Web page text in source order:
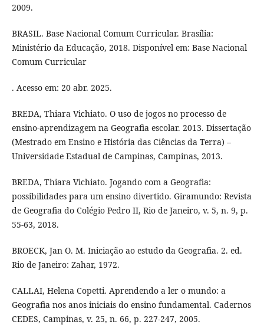
2009.
BRASIL. Base Nacional Comum Curricular. Brasília:
Ministério da Educação, 2018. Disponível em: Base Nacional
Comum Curricular
. Acesso em: 20 abr. 2025.
BREDA, Thiara Vichiato. O uso de jogos no processo de
ensino-aprendizagem na Geografia escolar. 2013. Dissertação
(Mestrado em Ensino e História das Ciências da Terra) –
Universidade Estadual de Campinas, Campinas, 2013.
BREDA, Thiara Vichiato. Jogando com a Geografia:
possibilidades para um ensino divertido. Giramundo: Revista
de Geografia do Colégio Pedro II, Rio de Janeiro, v. 5, n. 9, p.
55-63, 2018.
BROECK, Jan O. M. Iniciação ao estudo da Geografia. 2. ed.
Rio de Janeiro: Zahar, 1972.
CALLAI, Helena Copetti. Aprendendo a ler o mundo: a
Geografia nos anos iniciais do ensino fundamental. Cadernos
CEDES, Campinas, v. 25, n. 66, p. 227-247, 2005.